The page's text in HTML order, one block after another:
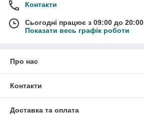
Контакти
Сьогодні працює з 09:00 до 20:00
Показати весь графік роботи
Про нас
Контакти
Доставка та оплата